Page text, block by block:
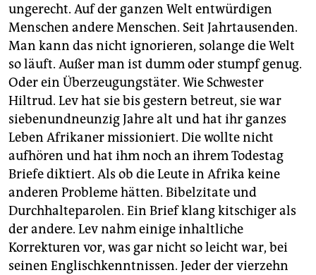
ungerecht. Auf der ganzen Welt entwürdigen
Menschen andere Menschen. Seit Jahrtausenden.
Man kann das nicht ignorieren, solange die Welt
so läuft. Außer man ist dumm oder stumpf genug.
Oder ein Überzeugungstäter. Wie Schwester
Hiltrud. Lev hat sie bis gestern betreut, sie war
siebenundneunzig Jahre alt und hat ihr ganzes
Leben Afrikaner missioniert. Die wollte nicht
aufhören und hat ihm noch an ihrem Todestag
Briefe diktiert. Als ob die Leute in Afrika keine
anderen Probleme hätten. Bibelzitate und
Durchhalteparolen. Ein Brief klang kitschiger als
der andere. Lev nahm einige inhaltliche
Korrekturen vor, was gar nicht so leicht war, bei
seinen Englischkenntnissen. Jeder der vierzehn